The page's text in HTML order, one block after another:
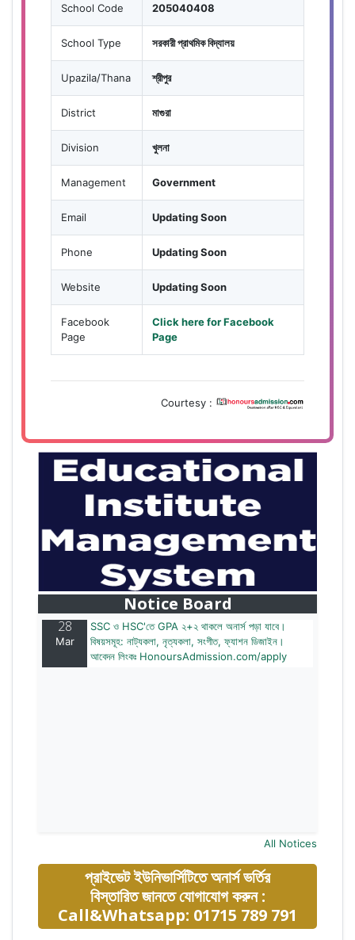
School Code 205040408
School Type সরকারী প্রাথমিক বিদ্যালয়
Upazila/Thana শ্রীপুর
District মাগুরা
Division খুলনা
Management Government
Email Updating Soon
Phone Updating Soon
Website Updating Soon
Facebook
Page
Click here for Facebook
Page
Courtesy :
Notice Board
বাজেটের মধ্যে প্রাইভেট ইউনিভার্সিটিতে অনার্স পড়ার সুযোগ।
২০টির অধিক বিষয়, ৪ বছরে মোট খরচ ২ লক্ষ থেকে ৫ লক্ষ টাকা।
আবেদন লিংকঃ HonoursAdmission.com/apply
28
Mar
SSC ও HSC'তে GPA ২+২ থাকলে অনার্স পড়া যাবে।
বিষয়সমূহ: নাট্যকলা, নৃত্যকলা, সংগীত, ফ্যাশন ডিজাইন।
আবেদন লিংকঃ HonoursAdmission.com/apply
All Notices
প্রাইভেট ইউনিভার্সিটিতে অনার্স ভর্তির
বিস্তারিত জানতে যোগাযোগ করুন :
Call&Whatsapp: 01715 789 791